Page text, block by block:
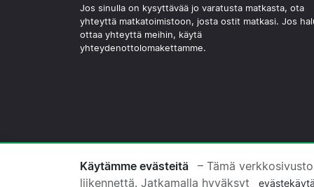
Jos sinulla on kysyttävää jo varatusta matkasta, ota
yhteyttä matkatoimistoon, josta ostit matkasi. Jos
ottaa yhteyttä meihin, käytä
yhteydenottolomakettamme.
© 2026 Copyright
Käytämme evästeitä
– Tämä
liikennettä. Jatkamalla hyväksyt